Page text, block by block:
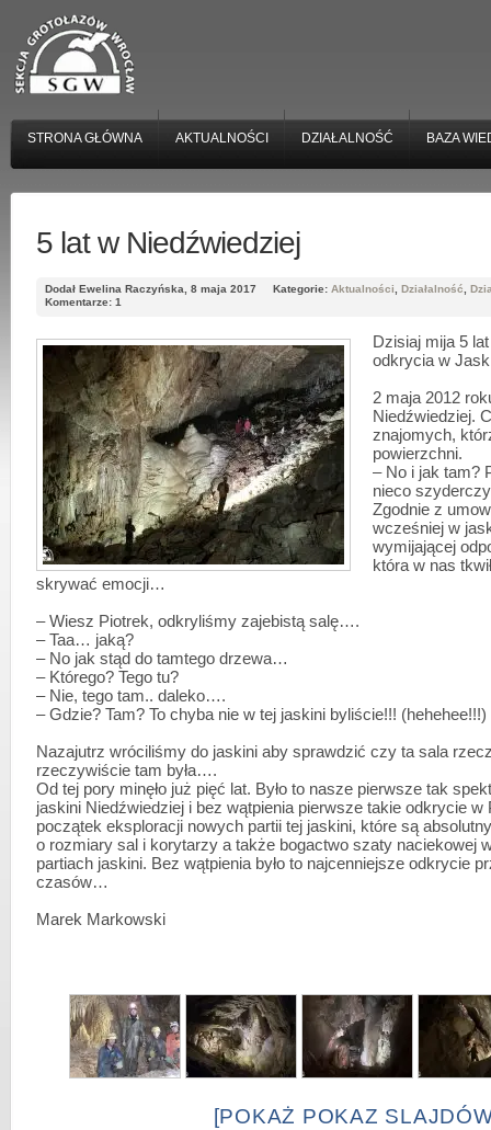
STRONA GŁÓWNA AKTUALNOŚCI DZIAŁALNOŚĆ BAZA
5 lat w Niedźwiedziej
Dodał Ewelina Raczyńska, 8 maja 2017 Kategorie: Aktualności, Działalność,
Komentarze: 1
Dzisiaj mija 5
odkrycia w
2 maja 2012
Niedźwiedziej.
znajomych,
powierzchni.
– No i jak tam?
nieco
Zgodnie z
wcześniej w
wymijającej
która w nas
skrywać emocji…
– Wiesz Piotrek, odkryliśmy zajebistą salę….
– Taa… jaką?
– No jak stąd do tamtego drzewa…
– Którego? Tego tu?
– Nie, tego tam.. daleko….
– Gdzie? Tam? To chyba nie w tej jaskini byliście!!! (hehehee!!!)
Nazajutrz wróciliśmy do jaskini aby sprawdzić czy ta sala
rzeczywiście tam była….
Od tej pory minęło już pięć lat. Było to nasze pierwsze tak
jaskini Niedźwiedziej i bez wątpienia pierwsze takie odkrycie w
początek eksploracji nowych partii tej jaskini, które są
o rozmiary sal i korytarzy a także bogactwo szaty naciekowej
partiach jaskini. Bez wątpienia było to najcenniejsze odkrycie
czasów…
Marek Markowski
[POKAŻ POKAZ